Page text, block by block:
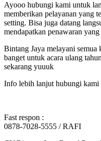
Ayooo hubungi kami untuk
memberikan pelayanan yang
setting. Bisa juga datang
mendapatkan penawaran
Bintang Jaya melayani semua
banget untuk acara ulang
sekarang yuuuk
Info lebih lanjut hubungi kami
Fast respon :
0878-7028-5555 / RAFI